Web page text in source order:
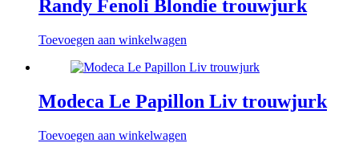
Randy Fenoli Blondie trouwjurk
Toevoegen aan winkelwagen
Modeca Le Papillon Liv trouwjurk
Toevoegen aan winkelwagen